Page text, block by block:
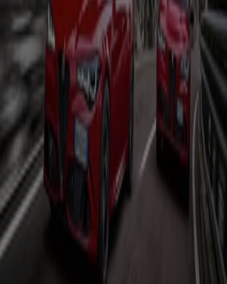
Schwamm SeifenblasenMetalldetektor Staubsauger
Auto, Motorrad und Werkstatt in
anderen Städten
Berlin Hamburg München
Frankfurt am
Bremen
Dresden
Nürnberg
Dortmund
Duisburg
Augsburg
Zeige mehr Städte
ist eine Kategorie, welche alle Geschäfte und
Händler vereint, welche sich sich umd die Instandhaltung
und Ausstattung deines
Autos und
Motorrades
kümmern. Die
KFZ-Ausstattersind in jeder Stadt
beheimatet und unentbehrlich um dein Auto in Schuss
zu halten. Außer den Prospekten der Fachhändler, unter
welchen die Angebote für
hervorstechen, findest du auch Prospekte von
Supermärkten, welche einen Teil ihres Sortiments dem
Automobil und Thema Motor generell widmen.
Siehe die Angebote der Auto, Motorrad und Werkstatt